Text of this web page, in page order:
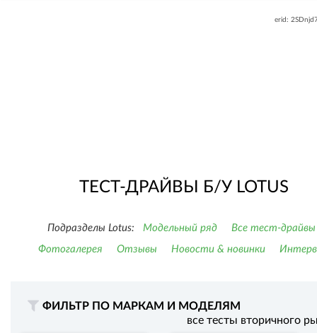
erid:
ТЕСТ-ДРАЙВЫ Б/У LOTUS
Подразделы Lotus: Модельный ряд
Все тест-драйвы
Фотогалерея
Отзывы Новости & новинки
ФИЛЬТР ПО МАРКАМ И МОДЕЛЯМ
все тесты вторичного